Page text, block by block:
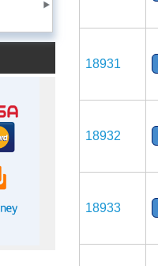
18931
18932
18933